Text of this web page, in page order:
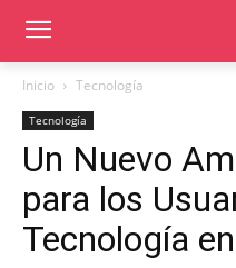
Inicio Tecnología
Tecnología
Un Nuevo
para los
Tecnología